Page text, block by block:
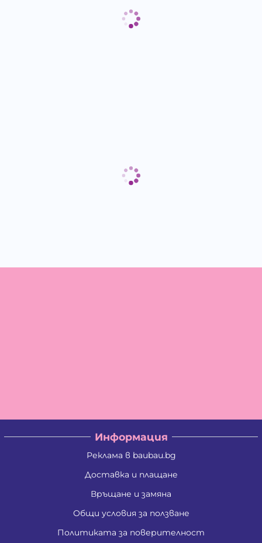
Информация
Реклама в baubau.bg
Доставка и плащане
Връщане и замяна
Общи условия за ползване
Политиката за поверителност